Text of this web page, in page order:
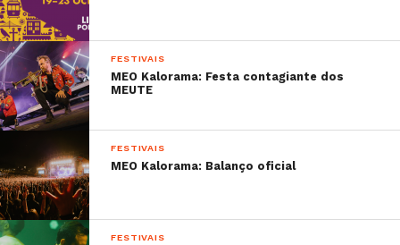
Fortus responde dizendo que adora tocar com Slash:
Sempre amei tocar com
Robin [Finck]!
Honestamente,
pessoalmente eu amo o
que Slash traz às
músicas de ChiDem. Sim,
FESTIVAIS
MEO Kalorama: Festa contagiante dos
MEUTE
FESTIVAIS
MEO Kalorama: Balanço oficial
FESTIVAIS